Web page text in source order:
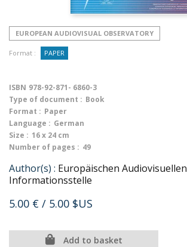
EUROPEAN AUDIOVISUAL OBSERVATORY
Format : PAPER
ISBN 978-92-871- 6860-3
Type of document : Book
Format : Paper
Language : German
Size : 16 x 24 cm
Number of pages : 49
Author(s) : Europäischen Audiovisuellen
Informationsstelle
5.00 € / 5.00 $US
Add to basket